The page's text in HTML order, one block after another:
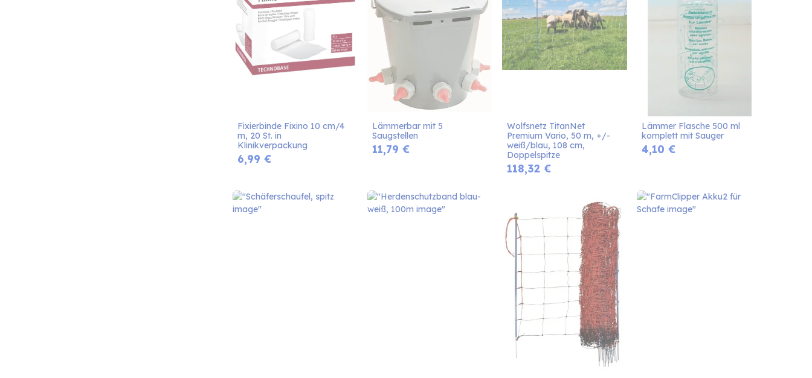
Fixierbinde Fixino 10 cm/4
m, 20 St. in
Klinikverpackung
6,99 €
Lämmerbar mit 5
Saugstellen
11,79 €
Wolfsnetz TitanNet
Premium Vario, 50 m, +/-
weiß/blau, 108 cm,
Doppelspitze
118,32 €
Lämmer Flasche 500 ml
komplett mit Sauger
4,10 €